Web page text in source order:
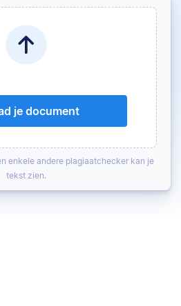
je document
enkele andere plagiaatchecker kan je
tekst zien.